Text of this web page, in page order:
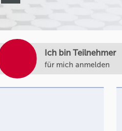
Ich bin Teilnehmer
für mich anmelden